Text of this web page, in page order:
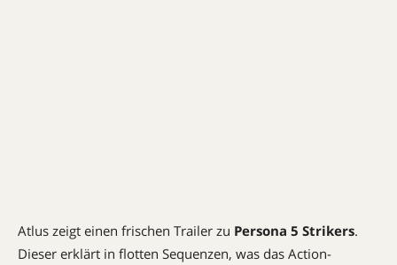
Atlus zeigt einen frischen Trailer zu Persona 5 Strikers.
Dieser erklärt in flotten Sequenzen, was das Action-